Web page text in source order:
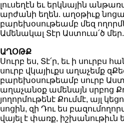
լուսեղէն եւ երկնային
արժանի եղեն. աղօթիւք նոցա
բարեխօսութեամբ մեզ
Ամենակալ Տէր Աստուա՛ծ մեր.
ԱՂՕԹՔ
Սուրբ ես, Տէ՛ր, եւ ի սուրբս
սուրբ վկայիւքս աղաչեմք
բարեխօսութեամբ սուրբ
աղաչանօք ամենայն սրբոց
յողորմութենէ Քումմէ, այլ
սոցին, զի Դու ես
վայել է փառք, իշխանութիւն